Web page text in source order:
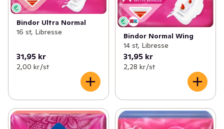
Bindor Ultra Normal
16 st, Libresse
31,95 kr
2,00 kr /st
Bindor Normal Wing
14 st, Libresse
31,95 kr
2,28 kr /st